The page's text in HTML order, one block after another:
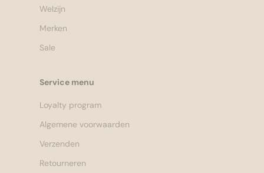
Welzijn
Merken
Sale
Service menu
Loyalty program
Algemene voorwaarden
Verzenden
Retourneren